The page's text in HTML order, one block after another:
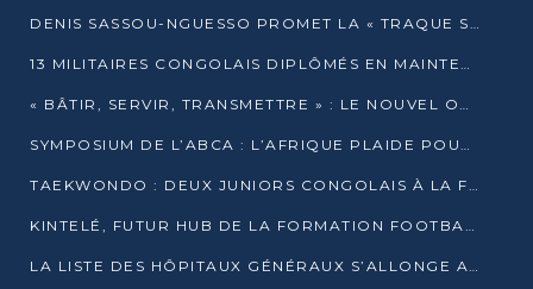
DENIS SASSOU-NGUESSO PROMET LA « TRAQUE SANS RELÂCHE » DU GRAND BANDITISME
13 MILITAIRES CONGOLAIS DIPLÔMÉS EN MAINTENANCE INDUSTRIELLE APRÈS TROIS ANS DE FORMATION À L’UNIVERSITÉ MARIEN-NGOUABI
« BÂTIR, SERVIR, TRANSMETTRE » : LE NOUVEL OUVRAGE QUI INTERPELLE LES COLLECTIVITÉS
SYMPOSIUM DE L’ABCA : L’AFRIQUE PLAIDE POUR UN FINANCEMENT CLIMATIQUE ÉQUITABLE
TAEKWONDO : DEUX JUNIORS CONGOLAIS À LA FINALE D’OPEN SYRIES 2025 À ABIDJAN
KINTELÉ, FUTUR HUB DE LA FORMATION FOOTBALLISTIQUE AFRICAINE ?
LA LISTE DES HÔPITAUX GÉNÉRAUX S’ALLONGE AU CONGO